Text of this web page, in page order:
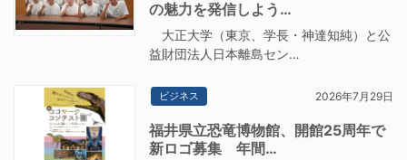
の魅力を発信しよう…
大正大学（東京、学長・神達知純）と公
益財団法人日本離島セン…
ビジネス 2026年7月29日
福井県立恐竜博物館、開館25周年で
新ロゴ募集 年間…